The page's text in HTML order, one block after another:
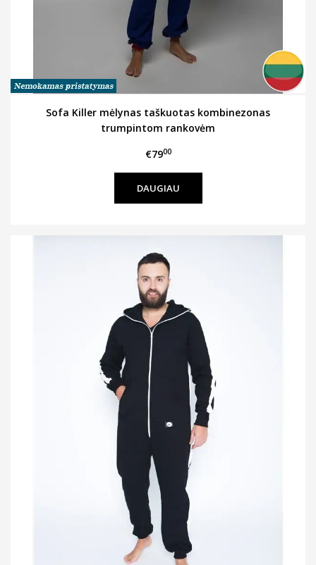
Sofa Killer mėlynas taškuotas kombinezonas
trumpintom rankovėm
€7900
DAUGIAU